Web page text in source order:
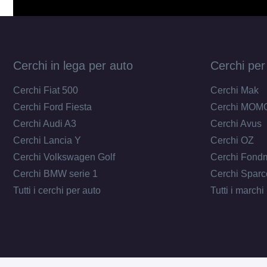
Cerchi in lega per auto
Cerchi Fiat 500
Cerchi Ford Fiesta
Cerchi Audi A3
Cerchi Lancia Y
Cerchi Volkswagen Golf
Cerchi BMW serie 1
Tutti i cerchi per auto
Cerchi
Cerchi Mak
Cerchi
Cerchi Avus
Cerchi OZ
Cerchi
Cerchi
Tutti i marchi